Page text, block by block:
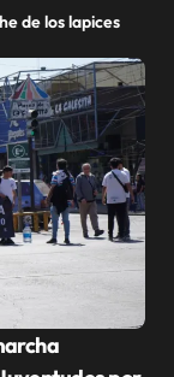
de los lapices